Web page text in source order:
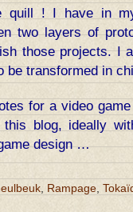
quill ! I have in
two layers of
those projects. I
be transformed in
for a video
this blog, ideally
design …
Rampage